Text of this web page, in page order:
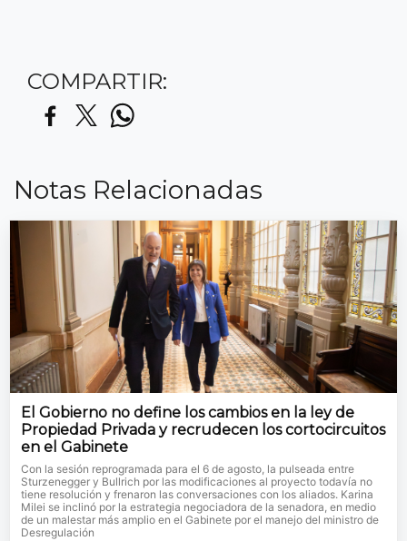
COMPARTIR:
Notas Relacionadas
El Gobierno no define los cambios en la ley de
Propiedad Privada y recrudecen los cortocircuitos
en el Gabinete
Con la sesión reprogramada para el 6 de agosto, la pulseada entre
Sturzenegger y Bullrich por las modificaciones al proyecto todavía no
tiene resolución y frenaron las conversaciones con los aliados. Karina
Milei se inclinó por la estrategia negociadora de la senadora, en medio
de un malestar más amplio en el Gabinete por el manejo del ministro de
Desregulación